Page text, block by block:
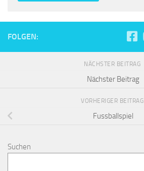
FOLGEN:
NÄCHSTER BEITRAG
Nächster Beitrag
VORHERIGER BEITRAG
Fussballspiel
Suchen